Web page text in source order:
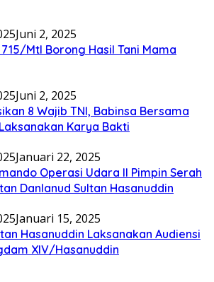
Juni 2, 2025
Mtl Borong Hasil Tani Mama
Juni 2, 2025
8 Wajib TNI, Babinsa Bersama
Karya Bakti
Januari 22, 2025
Operasi Udara II Pimpin Serah
Danlanud Sultan Hasanuddin
Januari 15, 2025
Hasanuddin Laksanakan Audiensi
XIV/Hasanuddin